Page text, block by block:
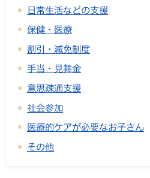
日常生活などの支援
保健・医療
割引・減免制度
手当・見舞金
意思疎通支援
社会参加
医療的ケアが必要なお子さん
その他